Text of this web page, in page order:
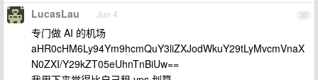
30
LucasLau Jun 4
专门做 AI 的机场
aHR0cHM6Ly94Ym9hcmQuY3liZXJodWkuY29tLyMvcmVnaX
N0ZXI/Y29kZT05eUhnTnBiUw==